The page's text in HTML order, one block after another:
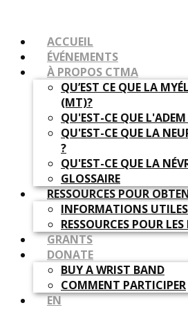
ACCUEIL
ÉVÉNEMENTS
À PROPOS CTMA
QU’EST CE QUE LA
(MT)?
QU'EST-CE QUE L'ADEM
QU'EST-CE QUE LA
?
QU'EST-CE QUE LA
GLOSSAIRE
RESSOURCES POUR
INFORMATIONS UTILES
RESSOURCES POUR
GRANTS
DONATE
BUY A WRIST BAND
COMMENT PARTICIPER
EN